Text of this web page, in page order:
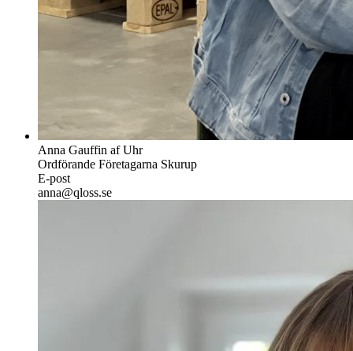
Anna Gauffin af Uhr
Ordförande Företagarna Skurup
E-post
anna@qloss.se